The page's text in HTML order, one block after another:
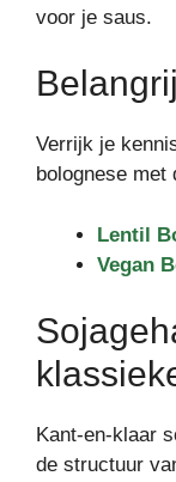
voor je saus.
Verrijk je
bolognese met
Lentil
Vegan
Kant-en-klaar
de structuur